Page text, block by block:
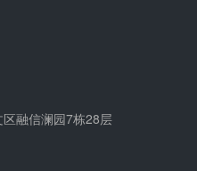
融信澜园7栋28层